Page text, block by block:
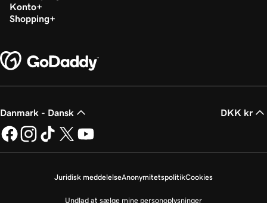
Konto
Shopping
Danmark - Dansk DKK kr
Juridisk meddelelseAnonymitetspolitikCookies
Undlad at sælge mine personoplysninger